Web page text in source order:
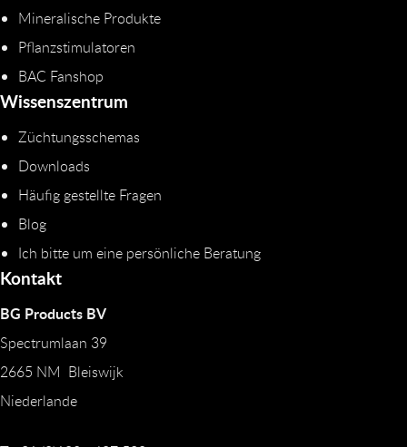
Mineralische Produkte
Pflanzstimulatoren
BAC Fanshop
Wissenszentrum
Züchtungsschemas
Downloads
Häufig gestellte Fragen
Blog
Ich bitte um eine persönliche Beratung
Kontakt
BG Products BV
Spectrumlaan 39
2665 NM Bleiswijk
Niederlande